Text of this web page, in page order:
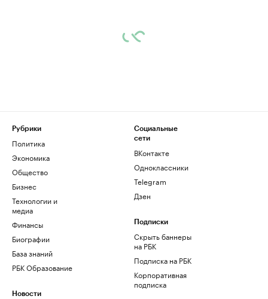
Рубрики
Политика
Экономика
Общество
Бизнес
Технологии и
медиа
Финансы
Биографии
База знаний
РБК Образование
Новости
Социальные
сети
ВКонтакте
Одноклассники
Telegram
Дзен
Подписки
Скрыть баннеры
на РБК
Подписка на РБК
Корпоративная
подписка